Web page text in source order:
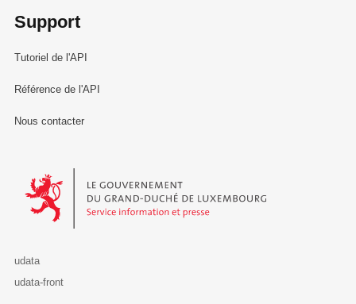
Support
Tutoriel de l'API
Référence de l'API
Nous contacter
Le Gouvernement du Grand-Duché de Luxembourg - Service
udata
udata-front